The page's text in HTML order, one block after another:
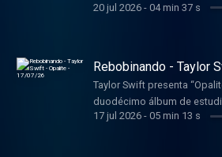
identifica por la
meses antes.
20 jul 2026- 04 min 37 s
Rebobinando - Taylor
- 17/07/26
Taylor Swift presenta
duodécimo álbum de
Showgirl”, publicado en
17 jul 2026- 05 min 13 s